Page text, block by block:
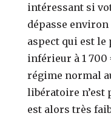
intéressant si
dépasse environ
aspect qui est
inférieur à 1
régime normal
libératoire n’est
est alors très